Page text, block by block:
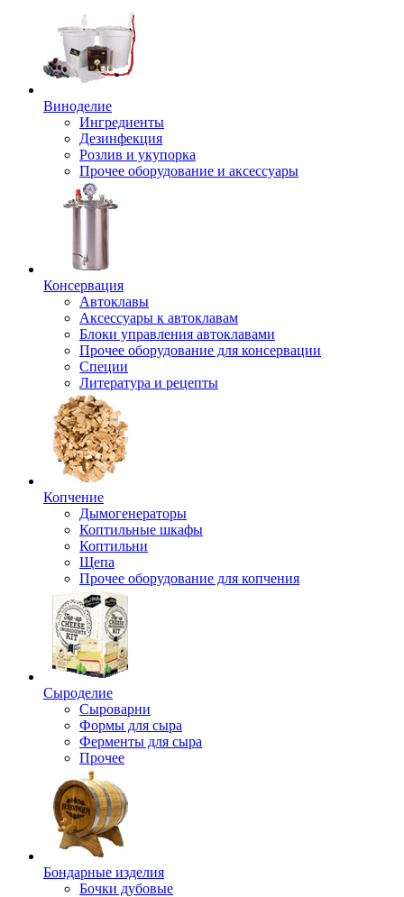
Виноделие
Ингредиенты
Дезинфекция
Розлив и укупорка
Прочее оборудование и аксессуары
Консервация
Автоклавы
Аксессуары к автоклавам
Блоки управления автоклавами
Прочее оборудование для консервации
Специи
Литература и рецепты
Копчение
Дымогенераторы
Коптильные шкафы
Коптильни
Щепа
Прочее оборудование для копчения
Сыроделие
Сыроварни
Формы для сыра
Ферменты для сыра
Прочее
Бондарные изделия
Бочки дубовые